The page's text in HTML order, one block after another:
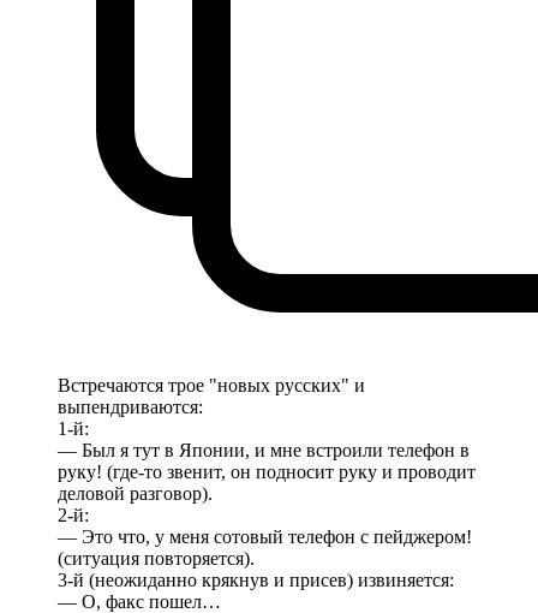
Встречаются трое "новых русских" и
выпендриваются:
1-й:
— Был я тут в Японии, и мне встроили телефон в
руку! (где-то звенит, он подносит руку и проводит
деловой разговор).
2-й:
— Это что, у меня сотовый телефон с пейджером!
(ситуация повторяется).
3-й (неожиданно крякнув и присев) извиняется:
— О, факс пошел…